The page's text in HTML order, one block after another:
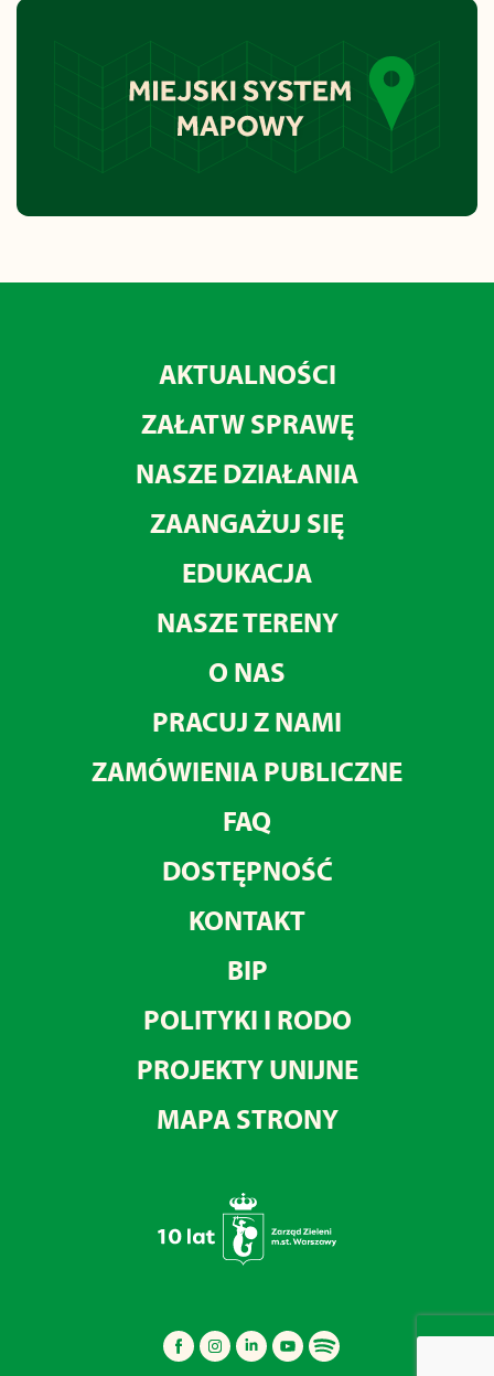
AKTUALNOŚCI
ZAŁATW SPRAWĘ
NASZE DZIAŁANIA
ZAANGAŻUJ SIĘ
EDUKACJA
NASZE TERENY
O NAS
PRACUJ Z NAMI
ZAMÓWIENIA PUBLICZNE
FAQ
DOSTĘPNOŚĆ
KONTAKT
BIP
POLITYKI I RODO
PROJEKTY UNIJNE
MAPA STRONY